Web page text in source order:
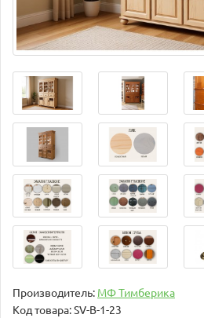
Производитель: МФ Тимберика
Код товара:SV-B-1-23